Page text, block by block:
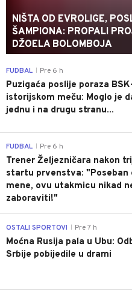
NIŠTA OD EVROLIGE,
ŠAMPIONA: PROPALI
DŽOELA BOLOMBOJA
FUDBAL Pre 6 h
Puzigaća poslije poraza
istorijskom meču: Moglo je
jednu i na drugu stranu...
FUDBAL Pre 6 h
Trener Željezničara nakon
startu prvenstva: "Poseban
mene, ovu utakmicu nikad
zaboraviti!"
OSTALI SPORTOVI Pre 7 h
Moćna Rusija pala u Ubu:
Srbije pobijedile u drami